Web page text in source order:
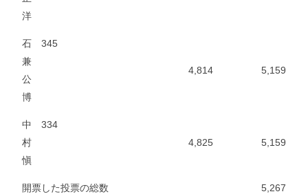
洋
石
兼
公
博
345
4,814 5,159
中
村
愼
334
4,825
5,159
開票した投票の総数 5,267